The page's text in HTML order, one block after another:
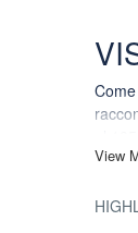
set
View